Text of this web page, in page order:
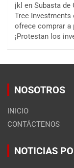
jkl en Subasta de
Tree
ofrece comprar a
¡Protestan los
NOSOTROS
INICIO
CONTÁCTENOS
NOTICIAS